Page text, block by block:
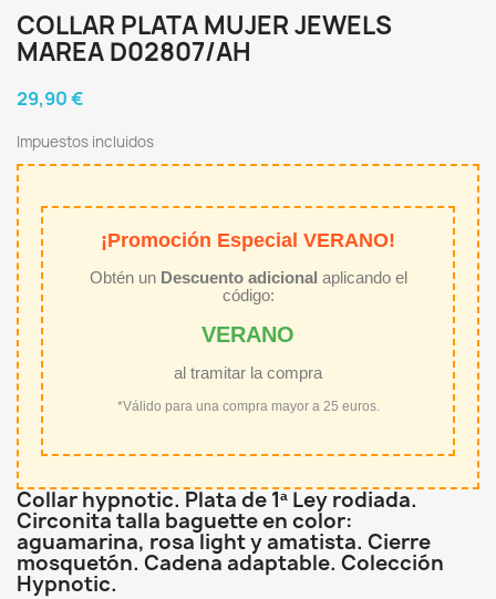
COLLAR PLATA MUJER JEWELS
MAREA D02807/AH
29,90 €
Impuestos incluidos
¡Promoción Especial VERANO!
Obtén un Descuento adicional aplicando el
código:
VERANO
al tramitar la compra
*Válido para una compra mayor a 25 euros.
Collar hypnotic. Plata de 1ª Ley rodiada.
Circonita talla baguette en color:
aguamarina, rosa light y amatista. Cierre
mosquetón. Cadena adaptable. Colección
Hypnotic.